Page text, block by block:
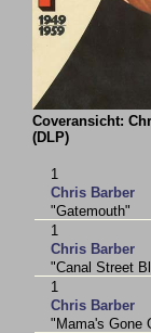
Coveransicht:
(DLP)
1
Chris Barber
"Gatemouth"
1
Chris Barber
"Canal Street
1
Chris Barber
"Mama's Gone